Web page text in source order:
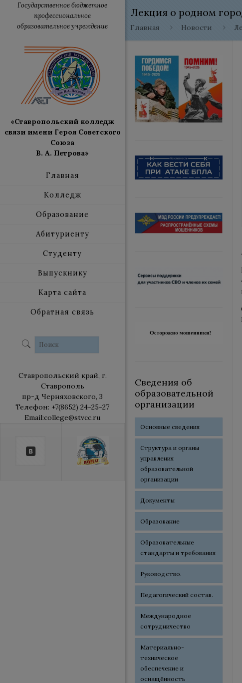
Государственное бюджетное
профессиональное
образовательное учреждение
«Ставропольский колледж
связи имени Героя Советского
Союза
В. А. Петрова»
Главная
Колледж
Образование
Абитуриенту
Студенту
Выпускнику
Карта сайта
Обратная связь
Ставропольский край, г.
Ставрополь
пр-д Черняховского, 3
Телефон: +7(8652) 24-25-27
Email:college@stvcc.ru
Лекция о родном
Главная Новости
Сведения об
образовательной
организации
Основные сведения
Структура и органы
управления
образовательной
организации
Документы
Образование
Образовательные
стандарты и требования
Руководство.
Педагогический состав.
Международное
сотрудничество
Материально-
техническое
обеспечение и
оснащённость